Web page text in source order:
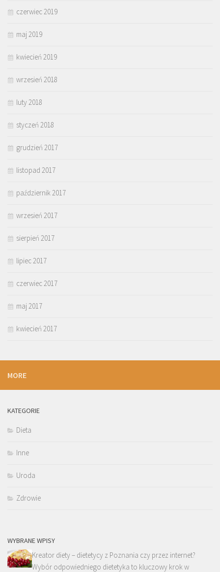
czerwiec 2019
maj 2019
kwiecień 2019
wrzesień 2018
luty 2018
styczeń 2018
grudzień 2017
listopad 2017
październik 2017
wrzesień 2017
sierpień 2017
lipiec 2017
czerwiec 2017
maj 2017
kwiecień 2017
MORE
KATEGORIE
Dieta
Inne
Uroda
Zdrowie
WYBRANE WPISY
Kreator diety – dietetycy z Poznania czy przez internet?
Wybór odpowiedniego dietetyka to kluczowy krok w